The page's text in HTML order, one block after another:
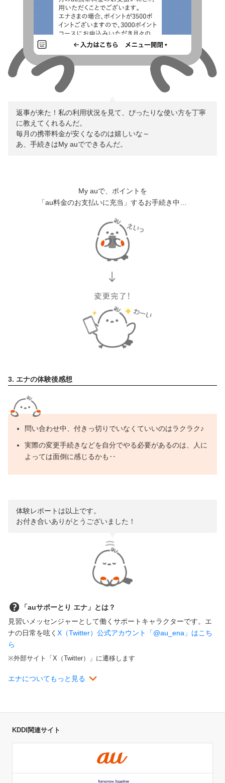
返事が来た！私の利用状況を見て、ぴったりな使い方を丁寧
に教えてくれるんだ。
毎月の携帯料金が安くなるのは嬉しいな～
あ、手続きはMy auでできるんだ。
My auで、ポイントを
「au料金のお支払いに充当」するお手続き中…
3. エナの体験後感想
問い合わせ中、付きっ切りでいなくていいのはラクラク♪
実際の変更手続きなどを自分でやる必要があるのは、人に
よっては面倒に感じるかも‥
体験レポートは以上です。
お付き合いありがとうございました！
「auサポーとり エナ」とは？
見習いメッセンジャーとして働くサポートキャラクターです。エ
ナの日常を呟く X（Twitter）公式アカウント「@au_ena」はこち
ら
外部サイト「X（Twitter）」に遷移します
エナについてもっと見る
KDDI関連サイト